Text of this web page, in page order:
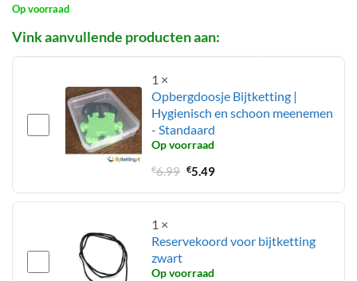
Op voorraad
1 ×
Opbergdoosje Bijtketting |
Hygienisch en schoon meenemen
- Standaard
Op voorraad
€6.99 Oorspronkelijke
was:
€5.49Huidige
is:
1 ×
Reservekoord voor bijtketting
zwart
Op voorraad